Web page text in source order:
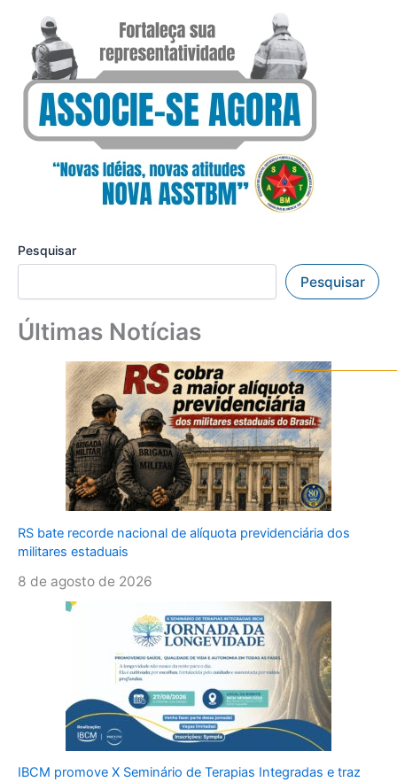
Pesquisar
Pesquisar
Últimas Notícias
RS bate recorde nacional de alíquota previdenciária dos
militares estaduais
8 de agosto de 2026
IBCM promove X Seminário de Terapias Integradas e traz